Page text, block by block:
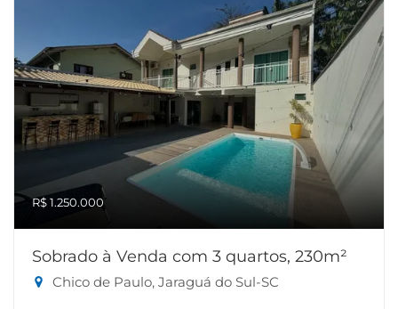
R$ 1.250.000
Sobrado à Venda com 3 quartos, 230m²
Chico de Paulo, Jaraguá do Sul-SC